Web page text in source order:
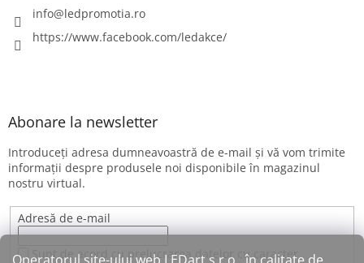
info@ledpromotia.ro
https://www.facebook.com/ledakce/
Abonare la newsletter
Introduceţi adresa dumneavoastră de e-mail şi vă vom trimite
informaţii despre produsele noi disponibile în magazinul
nostru virtual.
Adresă de e-mail
Sunt de acord cu prelucrarea datelor cu caracter